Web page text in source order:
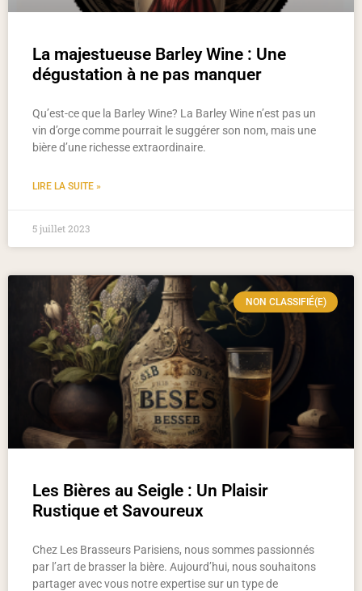
La majestueuse Barley Wine : Une
dégustation à ne pas manquer
Qu’est-ce que la Barley Wine? La Barley Wine n’est pas un
vin d’orge comme pourrait le suggérer son nom, mais une
bière d’une richesse extraordinaire.
LIRE LA SUITE »
5 juillet 2023
NON CLASSIFIÉ(E)
Les Bières au Seigle : Un Plaisir
Rustique et Savoureux
Chez Les Brasseurs Parisiens, nous sommes passionnés
par l’art de brasser la bière. Aujourd’hui, nous souhaitons
partager avec vous notre expertise sur un type de